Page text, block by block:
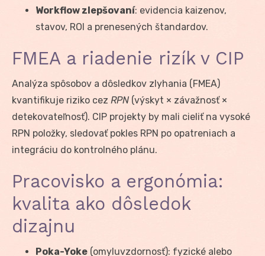
Workflow zlepšovaní: evidencia kaizenov,
stavov, ROI a prenesených štandardov.
FMEA a riadenie rizík v CIP
Analýza spôsobov a dôsledkov zlyhania (FMEA)
kvantifikuje riziko cez RPN (výskyt × závažnosť ×
detekovateľnosť). CIP projekty by mali cieliť na vysoké
RPN položky, sledovať pokles RPN po opatreniach a
integráciu do kontrolného plánu.
Pracovisko a ergonómia:
kvalita ako dôsledok
dizajnu
Poka-Yoke (omyluvzdornosť): fyzické alebo